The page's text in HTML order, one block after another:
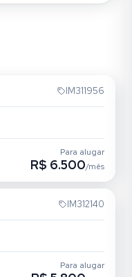
IM311956
Para alugar
R$ 6.500/mês
IM312140
Para alugar